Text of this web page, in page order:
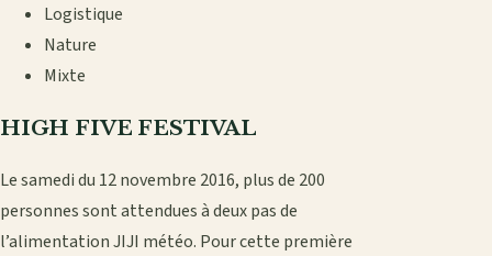
Logistique
Nature
Mixte
HIGH FIVE FESTIVAL
Le samedi du 12 novembre 2016, plus de 200
personnes sont attendues à deux pas de
l’alimentation JIJI météo. Pour cette première